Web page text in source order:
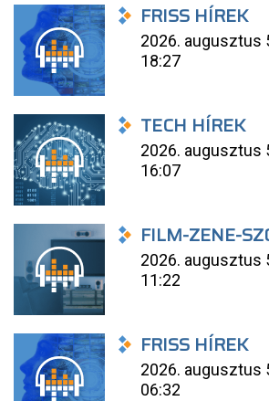
FRISS HÍREK
2026. augusztus
18:27
TECH HÍREK
2026. augusztus
16:07
FILM-ZENE-
2026. augusztus
11:22
FRISS HÍREK
2026. augusztus
06:32